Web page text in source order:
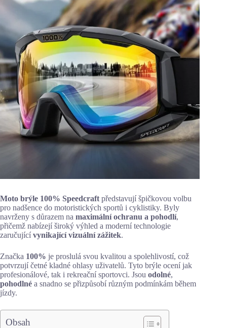
Moto brýle 100% Speedcraft představují špičkovou volbu
pro nadšence do motoristických sportů i cyklistiky. Byly
navrženy s důrazem na maximální ochranu a pohodlí,
přičemž nabízejí široký výhled a moderní technologie
zaručující vynikající vizuální zážitek.
Značka 100% je proslulá svou kvalitou a spolehlivostí, což
potvrzují četné kladné ohlasy uživatelů. Tyto brýle ocení jak
profesionálové, tak i rekreační sportovci. Jsou odolné,
pohodlné a snadno se přizpůsobí různým podmínkám během
jízdy.
Obsah